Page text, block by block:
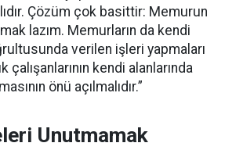
Çözüm çok basittir: Memurun
lazım. Memurların da kendi
verilen işleri yapmaları
çalışanlarının kendi alanlarında
önü açılmalıdır.”
Unutmamak